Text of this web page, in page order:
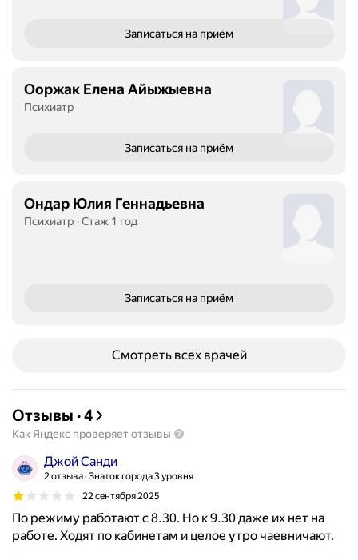
Записаться на приём
Ооржак Елена Айыжыевна
Психиатр
Записаться на приём
Ондар Юлия Геннадьевна
Психиатр Стаж 1 год
Записаться на приём
Смотреть всех врачей
Отзывы ·4
Как Яндекс проверяет отзывы
Джой Санди
2 отзыва Знаток города 3 уровня
22 сентября 2025
По режиму работают с 8.30. Но к 9.30 даже их нет на
работе. Ходят по кабинетам и целое утро чаевничают.